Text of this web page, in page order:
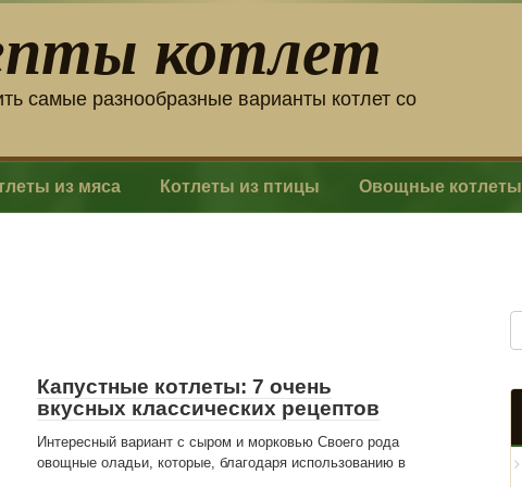
котлет
самые разнообразные варианты котлет со
из мяса Котлеты из птицы Овощные котлеты
Капустные котлеты: 7 очень
вкусных классических рецептов
Интересный вариант с сыром и морковью Своего рода
овощные оладьи, которые, благодаря использованию в